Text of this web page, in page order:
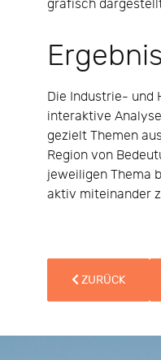
grafisch
Ergebnis
Die Industrie- und
interaktive
gezielt Themen
Region von
jeweiligen Thema
aktiv miteinander
VORHERIGER
ZURÜCK